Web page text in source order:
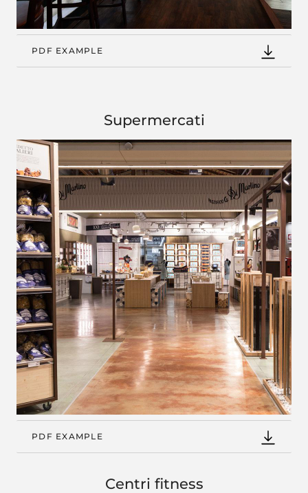
PDF EXAMPLE
Supermercati
PDF EXAMPLE
Centri fitness